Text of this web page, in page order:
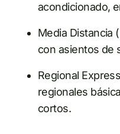
acondicionado,
Media Distancia
con asientos de
Regional
regionales
cortos.